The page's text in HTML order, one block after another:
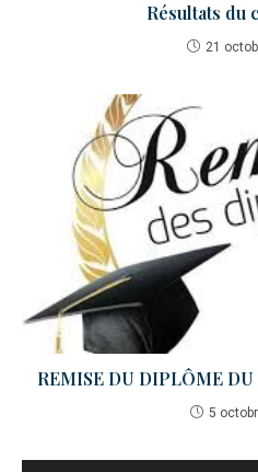
Résultats du
21
REMISE DU DIPLÔME
5